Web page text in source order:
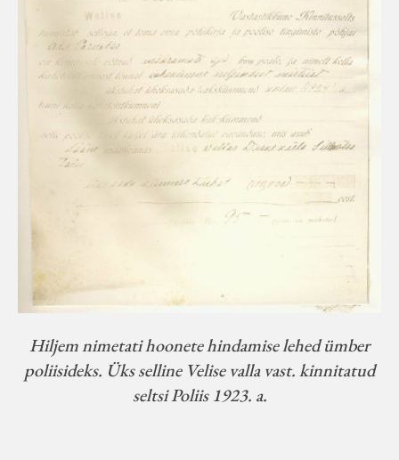
Hiljem nimetati hoonete hindamise lehed ümber
poliisideks. Üks selline Velise valla vast. kinnitatud
seltsi Poliis 1923. a.